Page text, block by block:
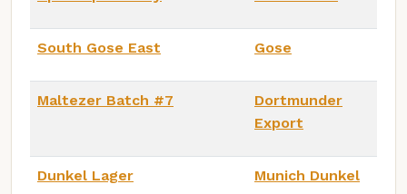
South Gose East Gose
Maltezer Batch #7
Dortmunder
Export
Dunkel Lager Munich Dunkel